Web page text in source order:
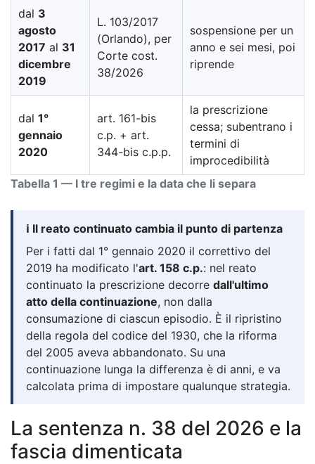
Tabella 1 — I tre regimi e la data che li separa
dal 3
agosto
2017 al 31
dicembre
2019
L. 103/2017
(Orlando), per
Corte cost.
38/2026
sospensione per un
anno e sei mesi, poi
riprende
dal 1°
gennaio
2020
art. 161-bis
c.p. + art.
344-bis c.p.p.
la prescrizione
cessa; subentrano i
termini di
improcedibilità
ℹ️ Il reato continuato cambia il punto di partenza
Per i fatti dal 1° gennaio 2020 il correttivo del
2019 ha modificato l'art. 158 c.p.: nel reato
continuato la prescrizione decorre dall'ultimo
atto della continuazione, non dalla
consumazione di ciascun episodio. È il ripristino
della regola del codice del 1930, che la riforma
del 2005 aveva abbandonato. Su una
continuazione lunga la differenza è di anni, e va
calcolata prima di impostare qualunque strategia.
La sentenza n. 38 del 2026 e la
fascia dimenticata